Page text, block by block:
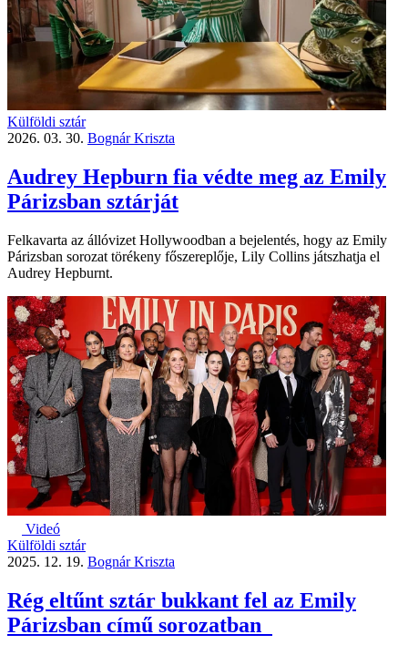
Külföldi sztár
2026. 03. 30. Bognár Kriszta
Audrey Hepburn fia védte meg az Emily
Párizsban sztárját
Felkavarta az állóvizet Hollywoodban a bejelentés, hogy az Emily
Párizsban sorozat törékeny főszereplője, Lily Collins játszhatja el
Audrey Hepburnt.
Videó
Külföldi sztár
2025. 12. 19. Bognár Kriszta
Rég eltűnt sztár bukkant fel az Emily
Párizsban című sorozatban